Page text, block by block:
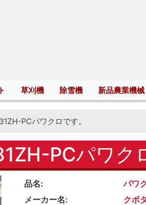
草刈機 除雪機 新品農業機械
PCパワクロです。
PCパワク
品名
パワ
メーカー名
クボ